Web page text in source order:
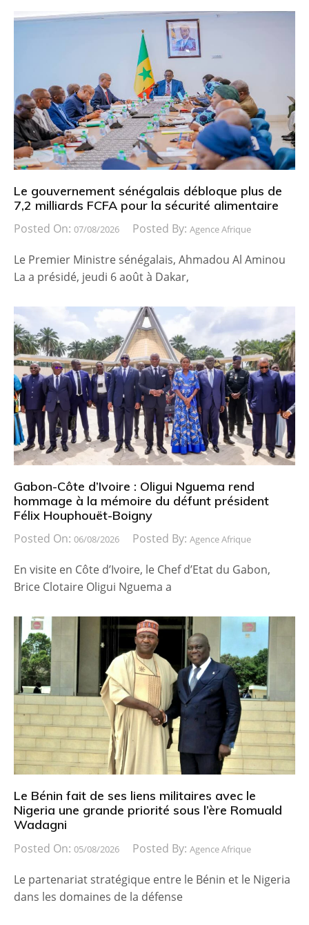
Le gouvernement sénégalais débloque plus de
7,2 milliards FCFA pour la sécurité alimentaire
Posted On: 07/08/2026 Posted By: Agence Afrique
Le Premier Ministre sénégalais, Ahmadou Al Aminou
La a présidé, jeudi 6 août à Dakar,
Gabon-Côte d’Ivoire : Oligui Nguema rend
hommage à la mémoire du défunt président
Félix Houphouët-Boigny
Posted On: 06/08/2026 Posted By: Agence Afrique
En visite en Côte d’Ivoire, le Chef d’Etat du Gabon,
Brice Clotaire Oligui Nguema a
Le Bénin fait de ses liens militaires avec le
Nigeria une grande priorité sous l’ère Romuald
Wadagni
Posted On: 05/08/2026 Posted By: Agence Afrique
Le partenariat stratégique entre le Bénin et le Nigeria
dans les domaines de la défense